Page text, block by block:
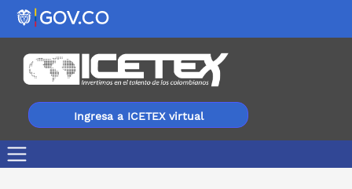
Ingresa a ICETEX virtual